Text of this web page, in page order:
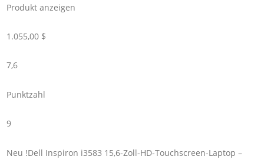
Produkt anzeigen
1.055,00 $
7,6
Punktzahl
9
Neu !Dell Inspiron i3583 15,6-Zoll-HD-Touchscreen-Laptop –